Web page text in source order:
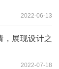
2022-06-13
，展现设计之
2022-07-18